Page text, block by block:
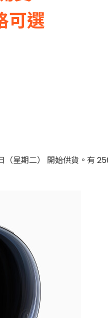
可選
星期二） 開始供貨。有